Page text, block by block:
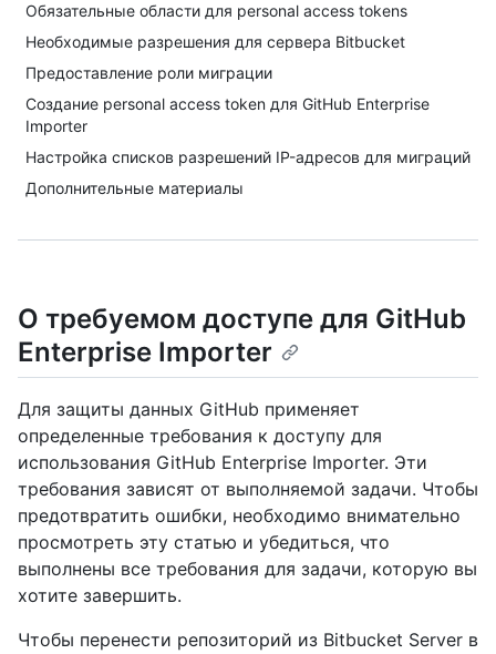
Обязательные области для personal access tokens
Необходимые разрешения для сервера Bitbucket
Предоставление роли миграции
Создание personal access token для GitHub Enterprise
Importer
Настройка списков разрешений IP-адресов для миграций
Дополнительные материалы
О требуемом доступе для GitHub
Enterprise Importer
Для защиты данных GitHub применяет
определенные требования к доступу для
использования GitHub Enterprise Importer. Эти
требования зависят от выполняемой задачи. Чтобы
предотвратить ошибки, необходимо внимательно
просмотреть эту статью и убедиться, что
выполнены все требования для задачи, которую вы
хотите завершить.
Чтобы перенести репозиторий из Bitbucket Server в